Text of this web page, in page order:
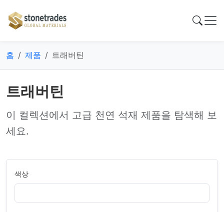
홈 제품 트래버틴
트래버틴
이 컬렉션에서 고급 천연 석재 제품을 탐색해 보
세요.
색상